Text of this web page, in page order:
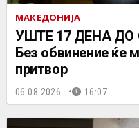
МАКЕДОНИЈА
УШТЕ 17 ДЕНА ДО
Без обвинение ќе
притвор
06.08.2026. 16:07